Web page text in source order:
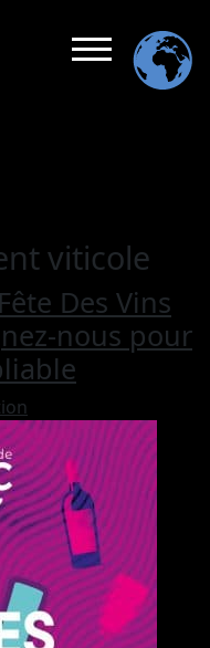
viticole
Des Vins
nous pour